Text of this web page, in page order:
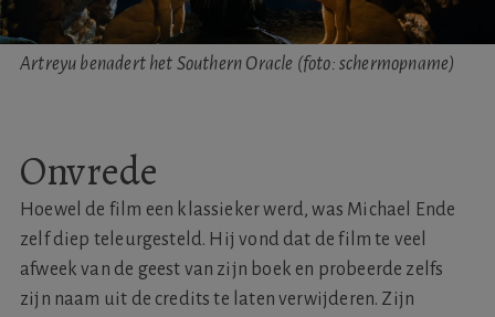
Artreyu benadert het Southern Oracle (foto: schermopname)
Onvrede
Hoewel de film een klassieker werd, was Michael Ende
zelf diep teleurgesteld. Hij vond dat de film te veel
afweek van de geest van zijn boek en probeerde zelfs
zijn naam uit de credits te laten verwijderen. Zijn